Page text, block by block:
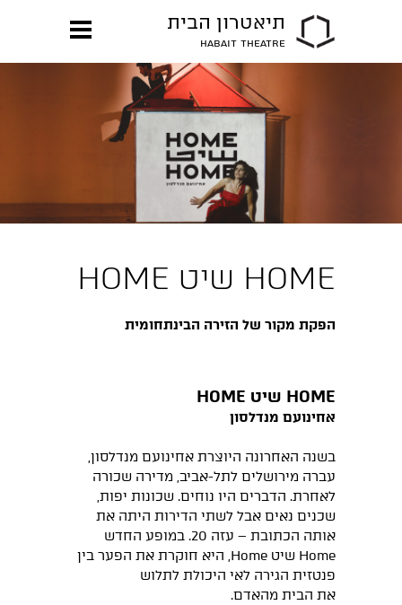
תיאטרון הבית
HABAIT THEATRE
HOME שיט HOME
הפקת מקור של הזירה הבינתחומית
HOME שיט HOME
אחינועם מנדלסון
בשנה האחרונה היוצרת אחינועם מנדלסון,
עברה מירושלים לתל-אביב, מדירה שכורה
לאחרת. הדברים היו נוחים. שכונות יפות,
שכנים נאים אבל לשתי הדירות היתה את
אותה הכתובת – עזה 20. במופע החדש
Home שיט Home, היא חוקרת את הפער בין
פנטזית הגירה לאי היכולת לתלוש
את הבית מהאדם.